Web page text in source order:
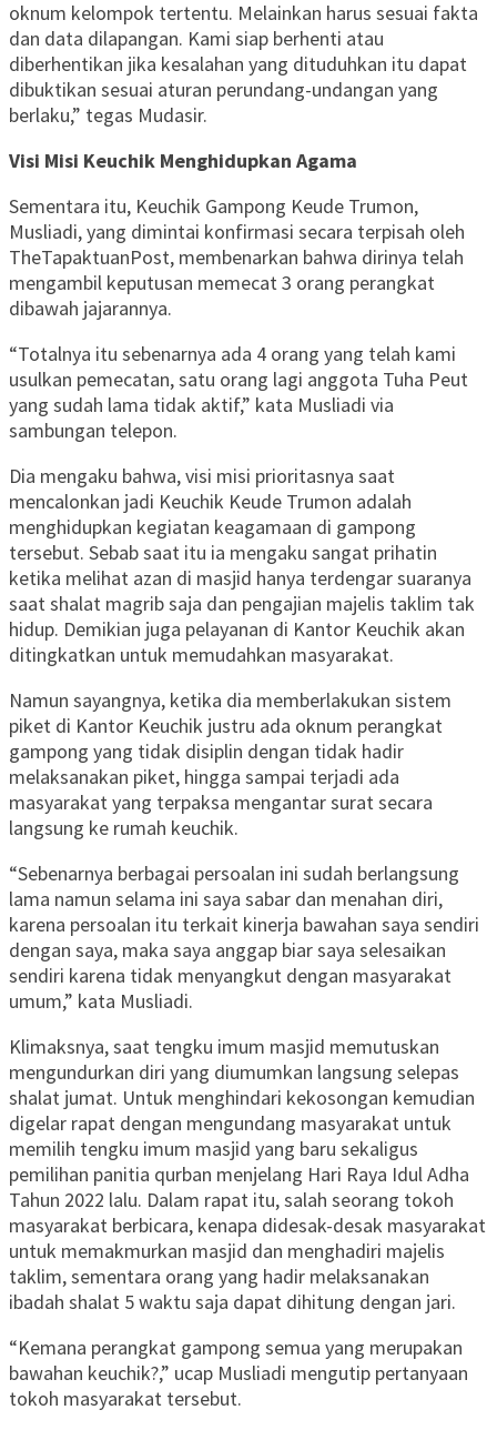
oknum kelompok tertentu. Melainkan harus sesuai fakta
dan data dilapangan. Kami siap berhenti atau
diberhentikan jika kesalahan yang dituduhkan itu dapat
dibuktikan sesuai aturan perundang-undangan yang
berlaku,” tegas Mudasir.
Visi Misi Keuchik Menghidupkan Agama
Sementara itu, Keuchik Gampong Keude Trumon,
Musliadi, yang dimintai konfirmasi secara terpisah oleh
TheTapaktuanPost, membenarkan bahwa dirinya telah
mengambil keputusan memecat 3 orang perangkat
dibawah jajarannya.
“Totalnya itu sebenarnya ada 4 orang yang telah kami
usulkan pemecatan, satu orang lagi anggota Tuha Peut
yang sudah lama tidak aktif,” kata Musliadi via
sambungan telepon.
Dia mengaku bahwa, visi misi prioritasnya saat
mencalonkan jadi Keuchik Keude Trumon adalah
menghidupkan kegiatan keagamaan di gampong
tersebut. Sebab saat itu ia mengaku sangat prihatin
ketika melihat azan di masjid hanya terdengar suaranya
saat shalat magrib saja dan pengajian majelis taklim tak
hidup. Demikian juga pelayanan di Kantor Keuchik akan
ditingkatkan untuk memudahkan masyarakat.
Namun sayangnya, ketika dia memberlakukan sistem
piket di Kantor Keuchik justru ada oknum perangkat
gampong yang tidak disiplin dengan tidak hadir
melaksanakan piket, hingga sampai terjadi ada
masyarakat yang terpaksa mengantar surat secara
langsung ke rumah keuchik.
“Sebenarnya berbagai persoalan ini sudah berlangsung
lama namun selama ini saya sabar dan menahan diri,
karena persoalan itu terkait kinerja bawahan saya sendiri
dengan saya, maka saya anggap biar saya selesaikan
sendiri karena tidak menyangkut dengan masyarakat
umum,” kata Musliadi.
Klimaksnya, saat tengku imum masjid memutuskan
mengundurkan diri yang diumumkan langsung selepas
shalat jumat. Untuk menghindari kekosongan kemudian
digelar rapat dengan mengundang masyarakat untuk
memilih tengku imum masjid yang baru sekaligus
pemilihan panitia qurban menjelang Hari Raya Idul Adha
Tahun 2022 lalu. Dalam rapat itu, salah seorang tokoh
masyarakat berbicara, kenapa didesak-desak masyarakat
untuk memakmurkan masjid dan menghadiri majelis
taklim, sementara orang yang hadir melaksanakan
ibadah shalat 5 waktu saja dapat dihitung dengan jari.
“Kemana perangkat gampong semua yang merupakan
bawahan keuchik?,” ucap Musliadi mengutip pertanyaan
tokoh masyarakat tersebut.